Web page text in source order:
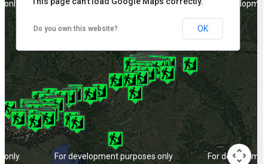
For development purposes only
For
only For
For development purposes only
Do you own this website? OK